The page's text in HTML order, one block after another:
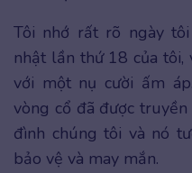
Tôi nhớ rất rõ ngày
nhật lần thứ 18 của tôi,
với một nụ cười ấm
vòng cổ đã được
đình chúng tôi và nó
bảo vệ và may mắn.